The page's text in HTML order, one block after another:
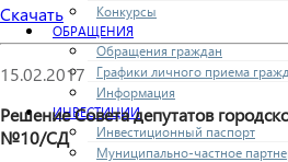
Конкурсы
ОБРАЩЕНИЯ
Обращения граждан
Графики личного приема
Информация
ИНВЕСТИЦИИ
Инвестиционный паспорт
Муниципально-частное
Скачать
15.02.2017
Решение Совета депутатов
№10/СД